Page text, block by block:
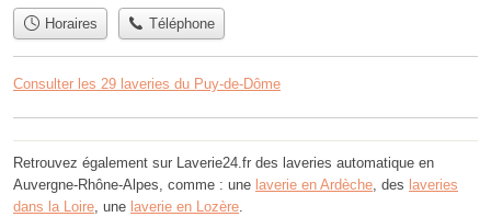
Horaires Téléphone
Consulter les 29 laveries du Puy-de-Dôme
Retrouvez également sur Laverie24.fr des laveries automatique en
Auvergne-Rhône-Alpes, comme : une laverie en Ardèche , des laveries
dans la Loire , une laverie en Lozère